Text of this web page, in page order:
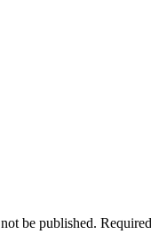
be published.